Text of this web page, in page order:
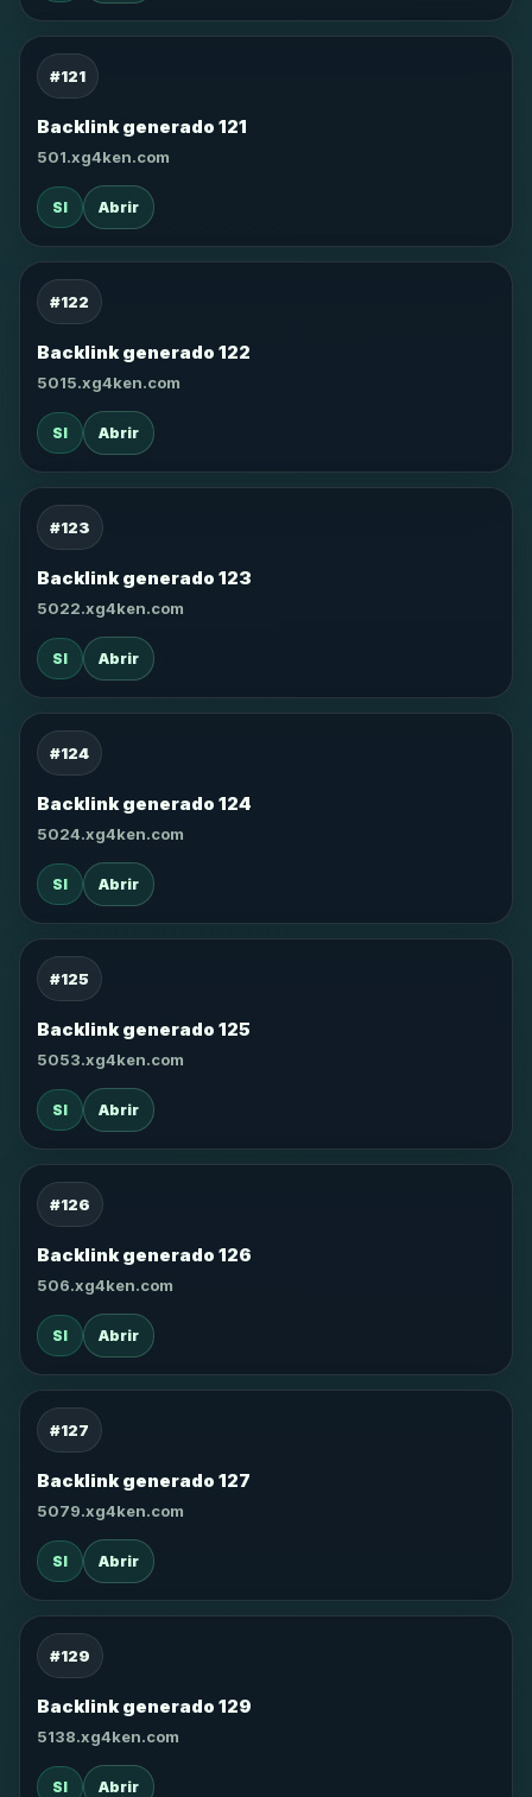
#121
Backlink generado 121
501.xg4ken.com
SI Abrir
#122
Backlink generado 122
5015.xg4ken.com
SI Abrir
#123
Backlink generado 123
5022.xg4ken.com
SI Abrir
#124
Backlink generado 124
5024.xg4ken.com
SI Abrir
#125
Backlink generado 125
5053.xg4ken.com
SI Abrir
#126
Backlink generado 126
506.xg4ken.com
SI Abrir
#127
Backlink generado 127
5079.xg4ken.com
SI Abrir
#129
Backlink generado 129
5138.xg4ken.com
SI Abrir